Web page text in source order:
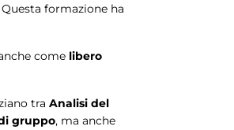
formazione ha
come libero
tra Analisi del
gruppo, ma anche